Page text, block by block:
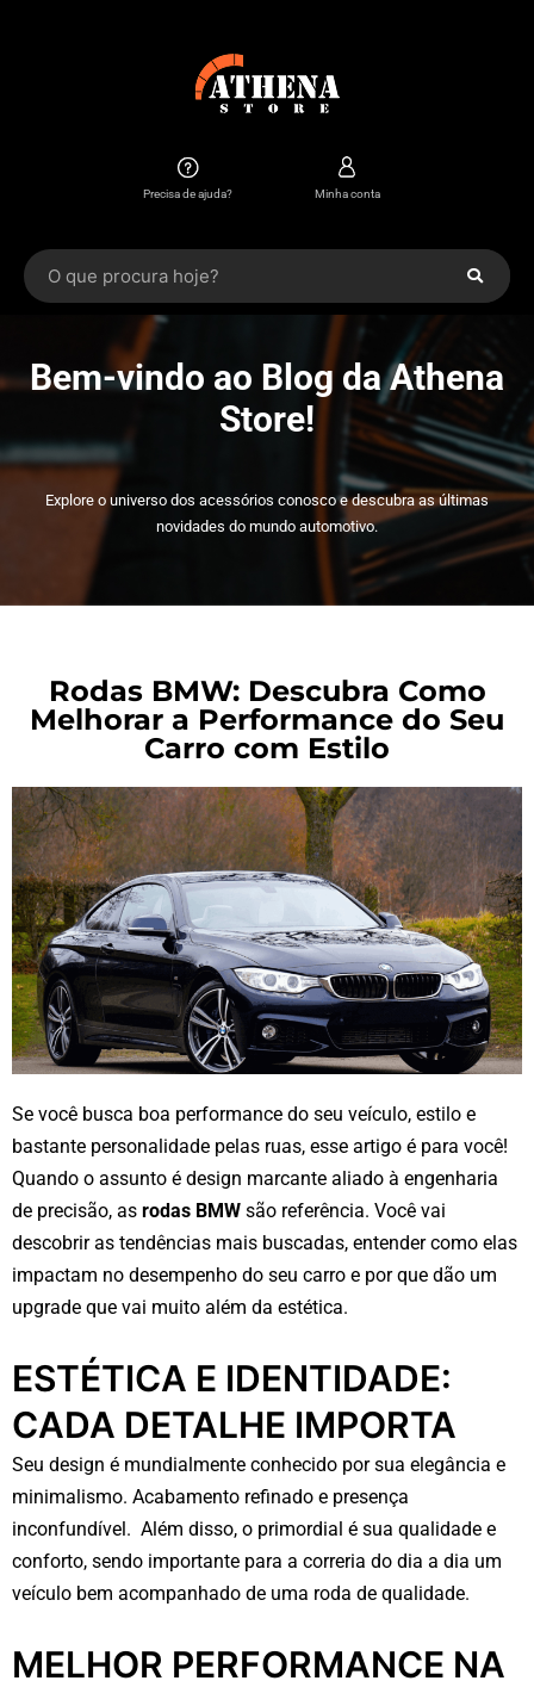
Precisa de ajuda? Minha conta
Bem-vindo ao Blog da Athena
Store!
Explore o universo dos acessórios conosco e descubra as últimas
novidades do mundo automotivo.
Rodas BMW: Descubra Como
Melhorar a Performance do Seu
Carro com Estilo
Se você busca boa performance do seu veículo, estilo e
bastante personalidade pelas ruas, esse artigo é para você!
Quando o assunto é design marcante aliado à engenharia
de precisão, as rodas BMW são referência. Você vai
descobrir as tendências mais buscadas, entender como elas
impactam no desempenho do seu carro e por que dão um
upgrade que vai muito além da estética.
ESTÉTICA E IDENTIDADE:
CADA DETALHE IMPORTA
Seu design é mundialmente conhecido por sua elegância e
minimalismo. Acabamento refinado e presença
inconfundível. Além disso, o primordial é sua qualidade e
conforto, sendo importante para a correria do dia a dia um
veículo bem acompanhado de uma roda de qualidade.
MELHOR PERFORMANCE NA